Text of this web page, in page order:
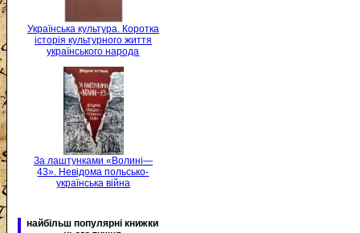
Українська культура. Коротка
історія культурного життя
українського народа
За лаштунками «Волині—
43». Невідома польсько-
українська війна
найбільш популярні книжки